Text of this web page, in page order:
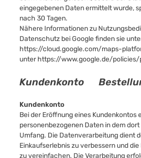
eingegebenen Daten ermittelt wurde,
nach 30 Tagen.
Nähere Informationen zu
Datenschutz bei Google finden sie
https://cloud.google.com/maps-
unterhttps://www.google.de/
Kundenkonto
Kundenkonto
Bei der Eröffnung eines Kundenkontos
personenbezogenen Daten in dem
Umfang. Die Datenverarbeitung dient
Einkaufserlebnis zu verbessern und
zu vereinfachen. Die Verarbeitung